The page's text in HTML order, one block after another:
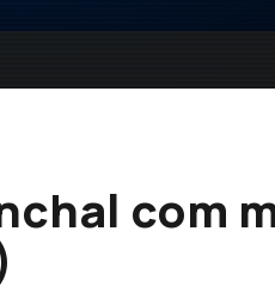
com